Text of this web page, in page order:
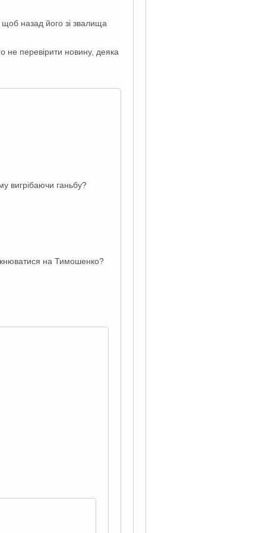
щоб назад його зі звалища
не перевірити новину, деяка
вигрібаючи ганьбу?
на Тимошенко?